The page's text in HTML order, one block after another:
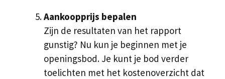
Aankoopprijs bepalen
Zijn de resultaten van het rapport
gunstig? Nu kun je beginnen met je
openingsbod. Je kunt je bod verder
toelichten met het kostenoverzicht dat